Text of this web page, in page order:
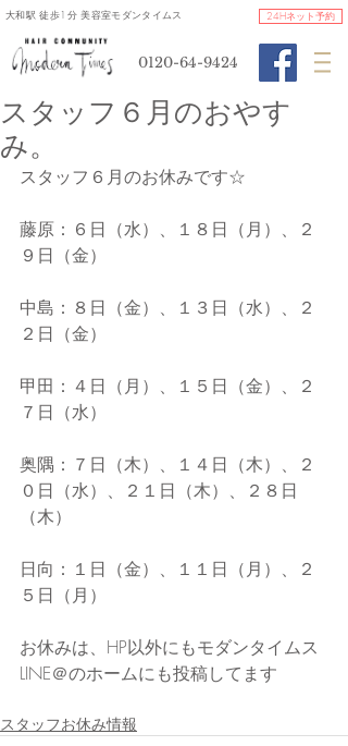
​大和駅 徒歩1分 美容室モダンタイムス
0120-64-9424
24Hネット予約
スタッフ６月のおやす
み。
スタッフ６月のお休みです☆
藤原：６日（水）、１８日（月）、２
９日（金）
中島：８日（金）、１３日（水）、２
２日（金）
甲田：４日（月）、１５日（金）、２
７日（水）
奥隅：７日（木）、１４日（木）、２
０日（水）、２１日（木）、２８日
（木）
日向：１日（金）、１１日（月）、２
５日（月）
お休みは、HP以外にもモダンタイムス
LINE＠のホームにも投稿してます
スタッフお休み情報